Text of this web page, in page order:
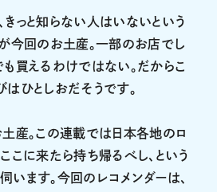
きっと知らない人はいないという
が今回のお土産。一部のお店でし
買えるわけではない。だからこ
ひとしおだそうです。
産。この連載では日本各地のロ
こに来たら持ち帰るべし、という
ます。今回のレコメンダーは、